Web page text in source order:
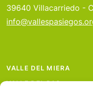
39640 Villacarriedo -
VALLE DEL MIERA
VALLE DEL PAS